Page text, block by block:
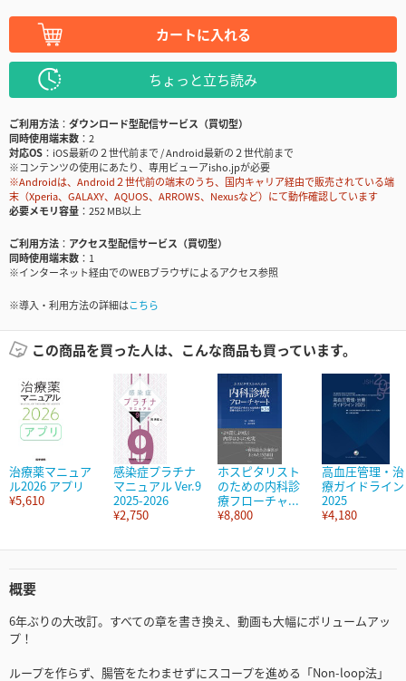
カートに入れる
ちょっと立ち読み
ご利用方法
ダウンロード型配信サービス（買切型）
同時使用端末数
2
対応OS
iOS最新の２世代前まで / Android最新の２世代前まで
※コンテンツの使用にあたり、専用ビューアisho.jpが必要
※Androidは、Android２世代前の端末のうち、国内キャリア経由で販売されている端
末（Xperia、GALAXY、AQUOS、ARROWS、Nexusなど）にて動作確認しています
必要メモリ容量
252 MB以上
ご利用方法
アクセス型配信サービス（買切型）
同時使用端末数
1
※インターネット経由でのWEBブラウザによるアクセス参照
※導入・利用方法の詳細はこちら
この商品を買った人は、こんな商品も買っています。
治療薬マニュア
ル2026 アプリ
¥5,610
感染症プラチナ
マニュアル Ver.9
2025-2026
¥2,750
ホスピタリスト
のための内科診
療フローチャ...
¥8,800
高血圧管理・治
療ガイドライン
2025
¥4,180
概要
6年ぶりの大改訂。すべての章を書き換え、動画も大幅にボリュームアッ
プ！
ループを作らず、腸管をたわませずにスコープを進める「Non-loop法」